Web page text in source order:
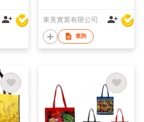
東美實業有限公司
查詢